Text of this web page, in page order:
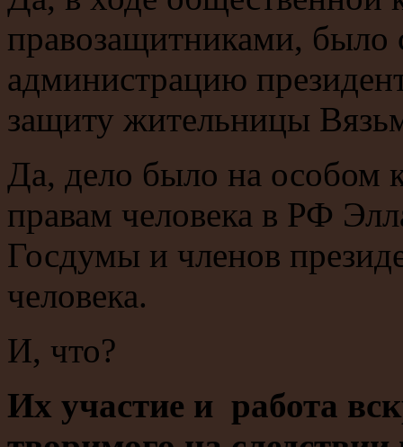
правозащитниками, было
администрацию
защиту жительницы
Да, дело было на особом
правам человека в РФ
Госдумы и членов
человека.
И, что?
Их участие и работа